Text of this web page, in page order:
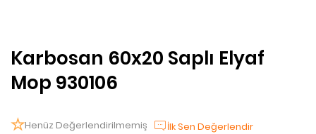
Karbosan 60x20 Saplı Elyaf
Mop 930106
Henüz Değerlendirilmemiş İlk Sen Değerlendir